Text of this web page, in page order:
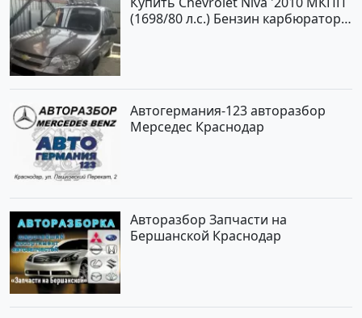
(1698/80 л.с.) Бензин карбюратор
Автогермания-123 авторазбор
Мерседес Краснодар
Авторазбор Запчасти на
Бершанской Краснодар